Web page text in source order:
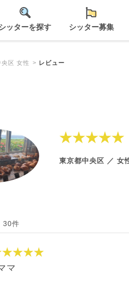
ッターを探す シッター募集
区 女性 レビュー
★★★★★
東京都中央区 ／ 女
30件
マ